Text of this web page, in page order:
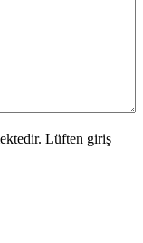
Lüften giriş